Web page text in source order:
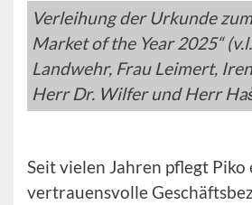
Verleihung der Urkunde
Market of the Year 2025“
Landwehr, Frau Leimert,
Herr Dr. Wilfer und Herr
Seit vielen Jahren pflegt Piko
vertrauensvolle